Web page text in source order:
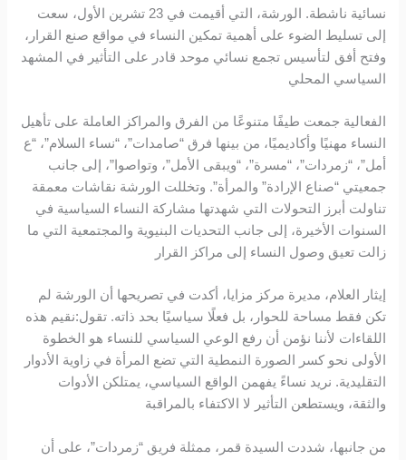
نسائية ناشطة. الورشة، التي أقيمت في 23 تشرين الأول، سعت
إلى تسليط الضوء على أهمية تمكين النساء في مواقع صنع القرار،
وفتح أفق لتأسيس تجمع نسائي موحد قادر على التأثير في المشهد
السياسي المحلي
الفعالية جمعت طيفًا متنوعًا من الفرق والمراكز العاملة على تأهيل
النساء مهنيًا وأكاديميًا، من بينها فرق “صامدات”، “نساء السلام”، “ع
أمل”، “زمردات”، “مسرة”، “ويبقى الأمل”، وتواصوا”، إلى جانب
جمعيتي “صناع الإرادة” والمرأة”. وتخللت الورشة نقاشات معمقة
تناولت أبرز التحولات التي شهدتها مشاركة النساء السياسية في
السنوات الأخيرة، إلى جانب التحديات البنيوية والمجتمعية التي ما
زالت تعيق وصول النساء إلى مراكز القرار
إيثار العلام، مديرة مركز مزايا، أكدت في تصريحها أن الورشة لم
تكن فقط مساحة للحوار، بل فعلًا سياسيًا بحد ذاته. تقول:نقيم هذه
اللقاءات لأننا نؤمن أن رفع الوعي السياسي للنساء هو الخطوة
الأولى نحو كسر الصورة النمطية التي تضع المرأة في زاوية الأدوار
التقليدية. نريد نساءً يفهمن الواقع السياسي، يمتلكن الأدوات
والثقة، ويستطعن التأثير لا الاكتفاء بالمراقبة
من جانبها، شددت السيدة قمر، ممثلة فريق “زمردات”، على أن